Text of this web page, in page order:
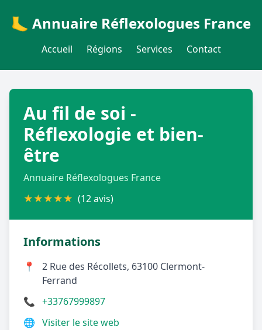
🦶 Annuaire Réflexologues France
Accueil Régions Services Contact
Au fil de soi -
Réflexologie et bien-
être
Annuaire Réflexologues France
★★★★★ (12 avis)
Informations
📍
2 Rue des Récollets, 63100 Clermont-
Ferrand
📞 +33767999897
🌐 Visiter le site web